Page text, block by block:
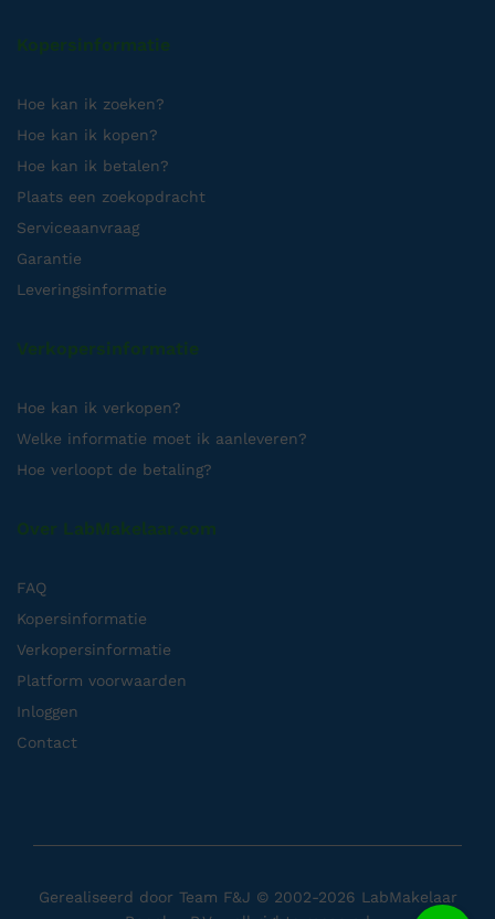
Kopersinformatie
Hoe kan ik zoeken?
Hoe kan ik kopen?
Hoe kan ik betalen?
Plaats een zoekopdracht
Serviceaanvraag
Garantie
Leveringsinformatie
Verkopersinformatie
Hoe kan ik verkopen?
Welke informatie moet ik aanleveren?
Hoe verloopt de betaling?
Over LabMakelaar.com
FAQ
Kopersinformatie
Verkopersinformatie
Platform voorwaarden
Inloggen
Contact
Gerealiseerd door Team F&J © 2002-2026 LabMakelaar